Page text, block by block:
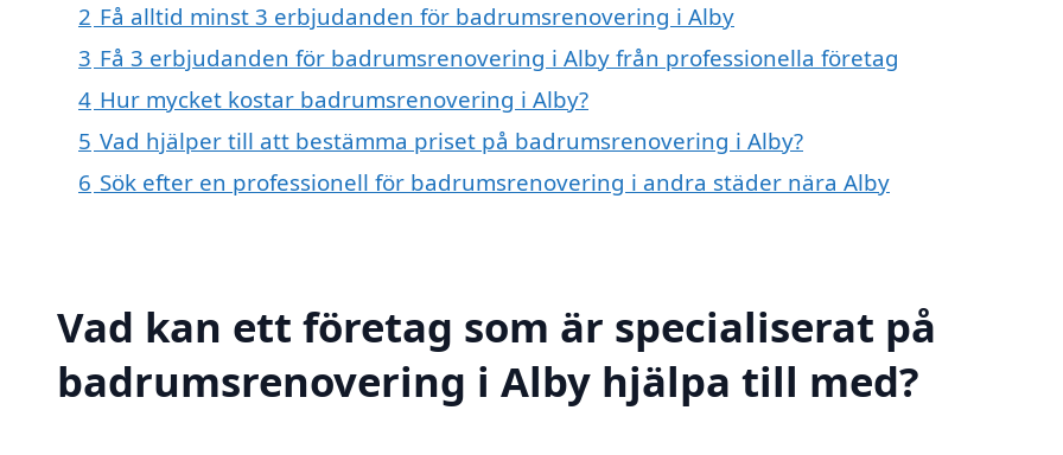
2 Få alltid minst 3 erbjudanden för badrumsrenovering i Alby
3 Få 3 erbjudanden för badrumsrenovering i Alby från professionella företag
4 Hur mycket kostar badrumsrenovering i Alby?
5 Vad hjälper till att bestämma priset på badrumsrenovering i Alby?
6 Sök efter en professionell för badrumsrenovering i andra städer nära Alby
Vad kan ett företag som är specialiserat på
badrumsrenovering i Alby hjälpa till med?